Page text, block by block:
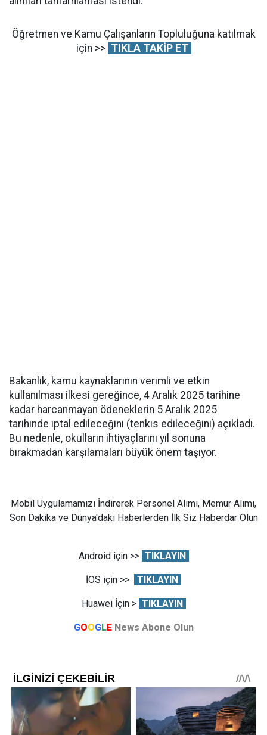
Öğretmen ve Kamu Çalışanların Topluluğuna katılmak
için >> TIKLA TAKİP ET
Bakanlık, kamu kaynaklarının verimli ve etkin
kullanılması ilkesi gereğince, 4 Aralık 2025 tarihine
kadar harcanmayan ödeneklerin 5 Aralık 2025
tarihinde iptal edileceğini (tenkis edileceğini) açıkladı.
Bu nedenle, okulların ihtiyaçlarını yıl sonuna
bırakmadan karşılamaları büyük önem taşıyor.
Mobil Uygulamamızı İndirerek Personel Alımı, Memur Alımı,
Son Dakika ve Dünya'daki Haberlerden İlk Siz Haberdar Olun
Android için >> TIKLAYIN
İOS için >> TIKLAYIN
Huawei İçin > TIKLAYIN
GOOGLE News Abone Olun